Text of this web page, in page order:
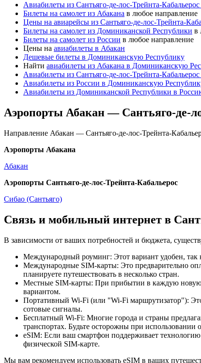
Авиабилеты из Сантьяго-де-лос-Трейнта-
Билеты на самолет из Абакана в любое направление
Цены на авиарейсы из Сантьяго-де-лос-Трейнта-
Билеты на самолет из Доминиканской Республики в
Билеты на самолет из России в любое направление
Цены на авиабилеты в Абакан
Дешевые билеты в Доминиканскую Республику
Найти авиабилеты из Абакана в Доминиканскую
Авиабилеты из Сантьяго-де-лос-Трейнта-
Авиабилеты из России в Доминиканскую
Авиабилеты из Доминиканской Республики в
Аэропорты Абакан — Сантьяго-де-
Направление Абакан — Сантьяго-де-лос-Трейнта-
Аэропорты Абакана
Абакан
Аэропорты Сантьяго-де-лос-Трейнта-Кабальерос
Сибао (Сантьяго)
Связь и мобильный интернет в
В зависимости от ваших потребностей и бюджета,
Международный роуминг: Этот вариант удобен, так
Международные SIM-карты: Это предварительно
планируете путешествовать в несколько стран.
Местные SIM-карты: При прибытии в каждую новую
вариантом.
Портативный Wi-Fi (или "Wi-Fi маршрутизатор"): Это
сотовые сигналы.
Бесплатный Wi-Fi: Многие города и страны
транспортах. Будьте осторожны при
eSIM: Если ваш смартфон поддерживает
физической SIM-карте.
Мы вам рекомендуем использовать eSIM в ваших